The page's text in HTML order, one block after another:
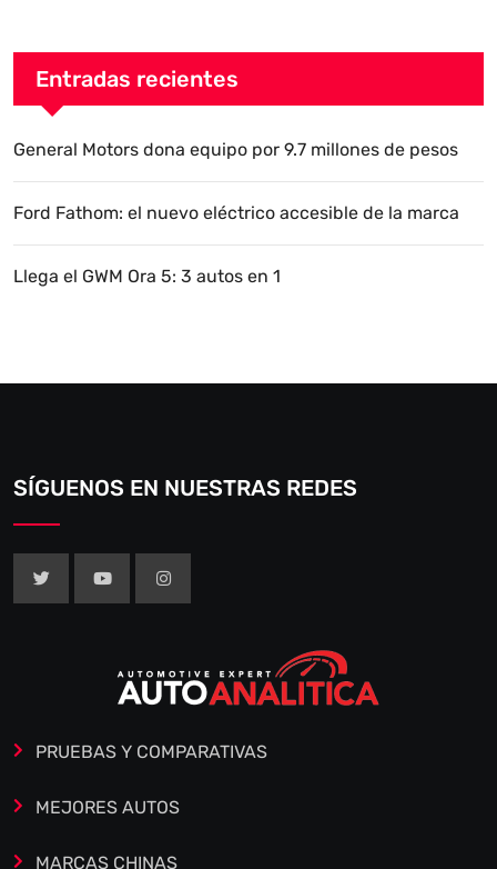
Entradas recientes
General Motors dona equipo por 9.7 millones de pesos
Ford Fathom: el nuevo eléctrico accesible de la marca
Llega el GWM Ora 5: 3 autos en 1
SÍGUENOS EN NUESTRAS REDES
PRUEBAS Y COMPARATIVAS
MEJORES AUTOS
MARCAS CHINAS